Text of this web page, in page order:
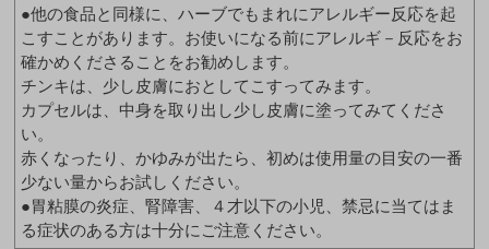
●他の食品と同様に、ハーブでもまれにアレルギー反応を起
こすことがあります。お使いになる前にアレルギ－反応をお
確かめくださることをお勧めします。
チンキは、少し皮膚におとしてこすってみます。
カプセルは、中身を取り出し少し皮膚に塗ってみてくださ
い。
赤くなったり、かゆみが出たら、初めは使用量の目安の一番
少ない量からお試しください。
●胃粘膜の炎症、腎障害、４才以下の小児、禁忌に当てはま
る症状のある方は十分にご注意ください。